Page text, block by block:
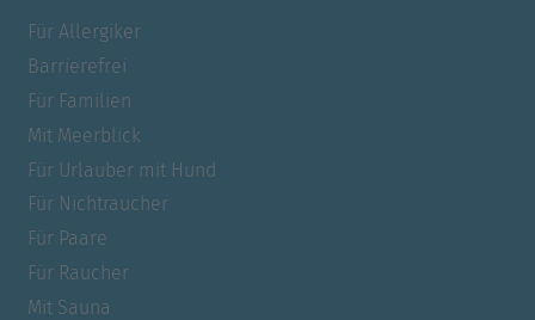
Für Allergiker
Barrierefrei
Für Familien
Mit Meerblick
Für Urlauber mit Hund
Für Nichtraucher
Für Paare
Für Raucher
Mit Sauna